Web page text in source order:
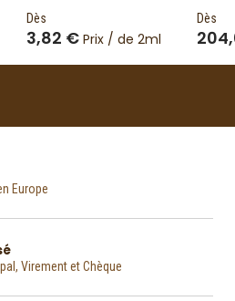
cm, non traité
Dès
3,82 € Prix / de 2ml
Dès
Europe
Virement et Chèque